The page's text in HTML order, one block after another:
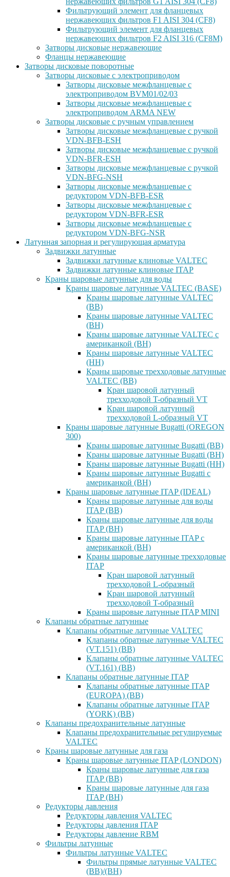
Фильтрующий элемент для фланцевых
нержавеющих фильтров F1 AISI 304 (CF8)
Фильтрующий элемент для фланцевых
нержавеющих фильтров F2 AISI 316 (CF8M)
Затворы дисковые нержавеющие
Фланцы нержавеющие
Затворы дисковые поворотные
Затворы дисковые с электроприводом
Затворы дисковые межфланцевые с
электроприводом BVM01/02/03
Затворы дисковые межфланцевые с
электроприводом ARMA NEW
Затворы дисковые с ручным управлением
Затворы дисковые межфланцевые с ручкой
VDN-BFB-ESH
Затворы дисковые межфланцевые с ручкой
VDN-BFR-ESH
Затворы дисковые межфланцевые с ручкой
VDN-BFG-NSH
Затворы дисковые межфланцевые с
редуктором VDN-BFB-ESR
Затворы дисковые межфланцевые с
редуктором VDN-BFR-ESR
Затворы дисковые межфланцевые с
редуктором VDN-BFG-NSR
Латунная запорная и регулирующая арматура
Задвижки латунные
Задвижки латунные клиновые VALTEC
Задвижки латунные клиновые ITAP
Краны шаровые латунные для воды
Краны шаровые латунные VALTEC (BASE)
Краны шаровые латунные VALTEC
(ВВ)
Краны шаровые латунные VALTEC
(ВН)
Краны шаровые латунные VALTEC с
американкой (ВН)
Краны шаровые латунные VALTEC
(НН)
Краны шаровые трехходовые латунные
VALTEC (ВВ)
Кран шаровой латунный
трехходовой T-образный VT
Кран шаровой латунный
трехходовой L-образный VT
Краны шаровые латунные Bugatti (OREGON
300)
Краны шаровые латунные Bugatti (ВВ)
Краны шаровые латунные Bugatti (ВН)
Краны шаровые латунные Bugatti (НН)
Краны шаровые латунные Bugatti с
американкой (ВН)
Краны шаровые латунные ITAP (IDEAL)
Краны шаровые латунные для воды
ITAP (ВВ)
Краны шаровые латунные для воды
ITAP (ВН)
Краны шаровые латунные ITAP с
американкой (ВН)
Краны шаровые латунные трехходовые
ITAP
Кран шаровой латунный
трехходовой L-образный
Кран шаровой латунный
трехходовой T-образный
Краны шаровые латунные ITAP MINI
Клапаны обратные латунные
Клапаны обратные латунные VALTEC
Клапаны обратные латунные VALTEC
(VT.151) (ВВ)
Клапаны обратные латунные VALTEC
(VT.161) (ВВ)
Клапаны обратные латунные ITAP
Клапаны обратные латунные ITAP
(EUROPA) (ВВ)
Клапаны обратные латунные ITAP
(YORK) (ВВ)
Клапаны предохранительные латунные
Клапаны предохранительные регулируемые
VALTEC
Краны шаровые латунные для газа
Краны шаровые латунные ITAP (LONDON)
Краны шаровые латунные для газа
ITAP (ВВ)
Краны шаровые латунные для газа
ITAP (ВН)
Редукторы давления
Редукторы давления VALTEC
Редукторы давления ITAP
Редукторы давление RBM
Фильтры латунные
Фильтры латунные VALTEC
Фильтры прямые латунные VALTEC
(ВВ)/(ВН)